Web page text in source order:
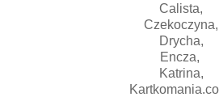
Calista,
Czekoczyna,
Drycha,
Encza,
Katrina,